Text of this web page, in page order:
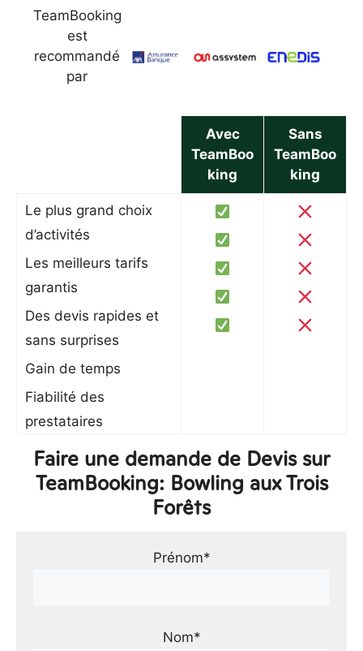
TeamBooking
est
recommandé
par
Avec
TeamBoo
king
Sans
TeamBoo
king
Le plus grand choix
d’activités
Les meilleurs tarifs
garantis
Des devis rapides et
sans surprises
Gain de temps
Fiabilité des
prestataires
Faire une demande de Devis sur
TeamBooking: Bowling aux Trois
Forêts
Prénom*
Nom*